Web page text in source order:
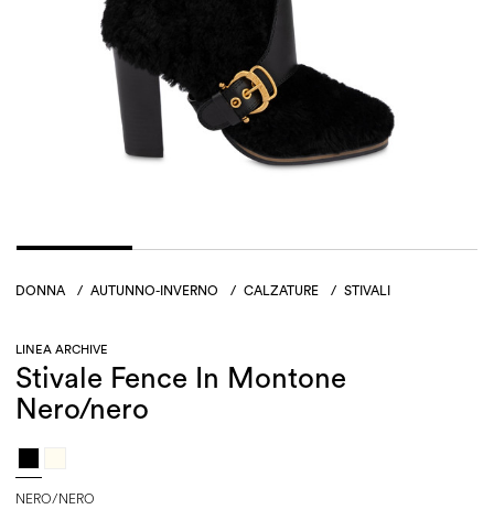
DONNA / AUTUNNO-INVERNO / CALZATURE / STIVALI
LINEA ARCHIVE
Stivale Fence In Montone
Nero/nero
NERO/NERO